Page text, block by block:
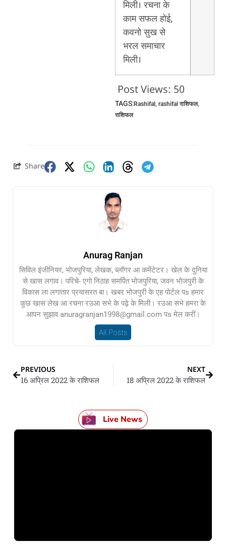
मिली। रचना के
काम सफल होई,
कवनो सुख से
भरल समाचार
मिली।
Post Views: 50
TAGS:Rashifal, rashifal राशिफल,
राशिफल
Share
Anurag Ranjan
सिविल इंजीनियर, भोजपुरिया, लेखक, ब्लॉगर आ कमेंटेटर। खेल के दुनिया
से खास लगाव। परिचे- एगो निठाह समर्पित भोजपुरिया, जवन भोजपुरी के
विकास ला लगातार प्रयासरत बा। खबर भोजपुरी के एह पोर्टल पs हमार
कुछ खास लेख आ रचना रउआ सभे के पढ़े के मिली। रउआ सभे हमरा के
आपन सुझाव anuragranjan1998@gmail.com पs मेल करीं।
All Posts
PREVIOUS
16 अप्रिल 2022 के राशिफल
NEXT
18 अप्रिल 2022 के राशिफल
Live News